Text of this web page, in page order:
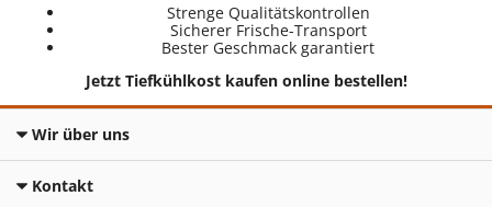
Strenge Qualitätskontrollen
Sicherer Frische-Transport
Bester Geschmack garantiert
Jetzt Tiefkühlkost kaufen online bestellen!
Wir über uns
Kontakt